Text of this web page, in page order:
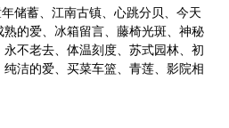
储蓄、江南古镇、心跳分贝、今天
熟的爱、冰箱留言、藤椅光斑、神秘
不老去、体温刻度、苏式园林、初
洁的爱、买菜车篮、青莲、影院相